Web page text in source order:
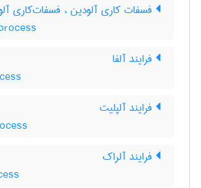
فسفات کاری آلودین ، فسفات‌کاری
فرایند آلفا
فرایند آلپلیت
فرایند آلراک